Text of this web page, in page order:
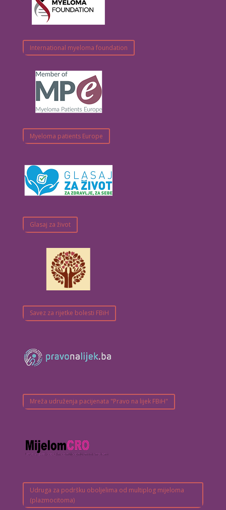
International myeloma foundation
Myeloma patients Europe
Glasaj za život
Savez za rijetke bolesti FBiH
Mreža udruženja pacijenata "Pravo na lijek FBiH"
Udruga za podršku oboljelima od multiplog mijeloma
(plazmocitoma)